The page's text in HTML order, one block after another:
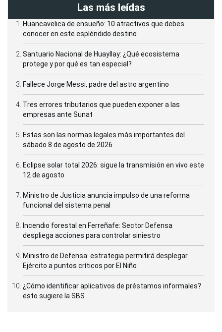
Las más leídas
Huancavelica de ensueño: 10 atractivos que debes
conocer en este espléndido destino
Santuario Nacional de Huayllay: ¿Qué ecosistema
protege y por qué es tan especial?
Fallece Jorge Messi, padre del astro argentino
Tres errores tributarios que pueden exponer a las
empresas ante Sunat
Estas son las normas legales más importantes del
sábado 8 de agosto de 2026
Eclipse solar total 2026: sigue la transmisión en vivo este
12 de agosto
Ministro de Justicia anuncia impulso de una reforma
funcional del sistema penal
Incendio forestal en Ferreñafe: Sector Defensa
despliega acciones para controlar siniestro
Ministro de Defensa: estrategia permitirá desplegar
Ejército a puntos críticos por El Niño
¿Cómo identificar aplicativos de préstamos informales?
esto sugiere la SBS